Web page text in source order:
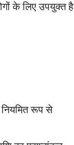
के लिए उपयुक्त है
नियमित रूप से